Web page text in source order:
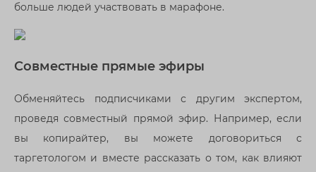
больше людей участвовать в марафоне.
Совместные прямые эфиры
Обменяйтесь подписчиками с другим экспертом,
проведя совместный прямой эфир. Например, если
вы копирайтер, вы можете договориться с
таргетологом и вместе рассказать о том, как влияют